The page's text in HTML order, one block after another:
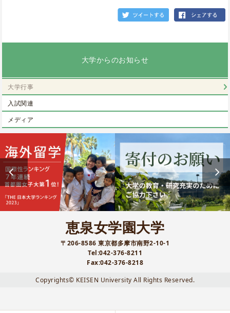
大学からのお知らせ
大学行事
入試関連
メディア
恵泉女学園大学
〒206-8586 東京都多摩市南野2-10-1
Tel:042-376-8211
Fax:042-376-8218
Copyrights© KEISEN University All Rights Reserved.